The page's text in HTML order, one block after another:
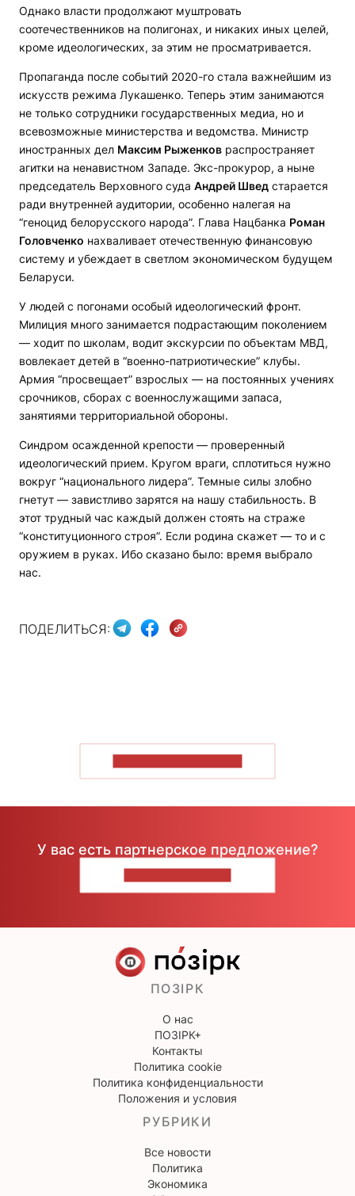
Однако власти продолжают муштровать
соотечественников на полигонах, и никаких иных целей,
кроме идеологических, за этим не просматривается.
Пропаганда после событий 2020-го стала важнейшим из
искусств режима Лукашенко. Теперь этим занимаются
не только сотрудники государственных медиа, но и
всевозможные министерства и ведомства. Министр
иностранных дел Максим Рыженков распространяет
агитки на ненавистном Западе. Экс-прокурор, а ныне
председатель Верховного суда Андрей Швед старается
ради внутренней аудитории, особенно налегая на
“геноцид белорусского народа”. Глава Нацбанка Роман
Головченко нахваливает отечественную финансовую
систему и убеждает в светлом экономическом будущем
Беларуси.
У людей с погонами особый идеологический фронт.
Милиция много занимается подрастающим поколением
— ходит по школам, водит экскурсии по объектам МВД,
вовлекает детей в “военно-патриотические” клубы.
Армия “просвещает” взрослых — на постоянных учениях
срочников, сборах с военнослужащими запаса,
занятиями территориальной обороны.
Синдром осажденной крепости — проверенный
идеологический прием. Кругом враги, сплотиться нужно
вокруг “национального лидера”. Темные силы злобно
гнетут — завистливо зарятся на нашу стабильность. В
этот трудный час каждый должен стоять на страже
“конституционного строя”. Если родина скажет — то и с
оружием в руках. Ибо сказано было: время выбрало
нас.
ПОДЕЛИТЬСЯ:
У вас есть партнерское предложение?
ПОЗІРК
О нас
ПОЗІРК+
Контакты
Политика cookie
Политика конфиденциальности
Положения и условия
РУБРИКИ
Все новости
Политика
Экономика